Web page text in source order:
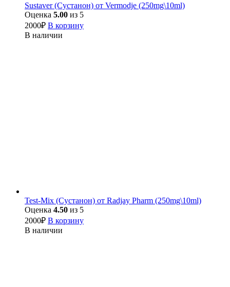
Sustaver (Сустанон) от Vermodje (250mg\10ml)
Оценка 5.00 из 5
2000₽ В корзину
В наличии
Test-Mix (Сустанон) от Radjay Pharm (250mg\10ml)
Оценка 4.50 из 5
2000₽ В корзину
В наличии